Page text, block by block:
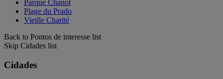
Parque Chanot
Plage du Prado
Vieille Charité
Back to Pontos de interesse list
Skip Cidades list
Cidades